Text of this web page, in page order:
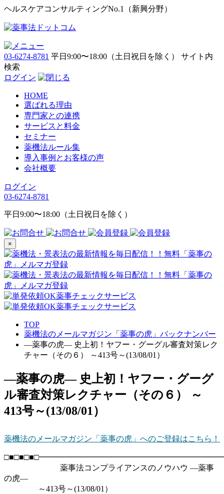
ヘルスケアコンサルティングNo.1（新興分野）
03-6274-8781 平日9:00〜18:00（土日祝日を除く）
サイト内
検索
ログイン
HOME
選ばれる理由
専門家との連携
サービスと料金
セミナー
薬機法ルール集
導入事例とお客様の声
会社概要
ログイン
03-6274-8781
平日9:00〜18:00（土日祝日を除く）
×
TOP
薬機法のメールマガジン「薬事の虎」バックナンバー
―薬事の虎― 史上初！ヤフー・グーグル審査対策レク
チャー（その６） ～413号～(13/08/01）
―薬事の虎― 史上初！ヤフー・グーグ
ル審査対策レクチャー（その６） ～
413号～(13/08/01）
薬機法のメールマガジン「薬事の虎」へのご登録はこちら！
薬事法コンプライアンスのノウハウ ―薬事
の虎―
～413号～(13/08/01）